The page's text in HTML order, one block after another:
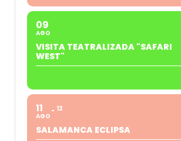
09
AGO
VISITA TEATRALIZADA "SAFARI
WEST"
11
AGO
12
SALAMANCA ECLIPSA